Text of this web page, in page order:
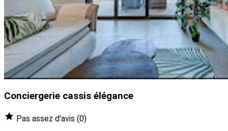
Conciergerie cassis élégance
Pas assez d'avis (0)